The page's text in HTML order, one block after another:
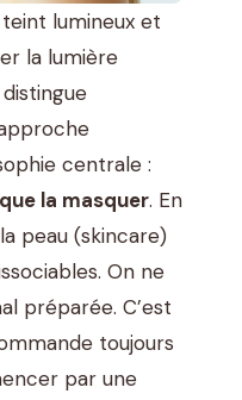
lumineux et
la lumière
centrale :
la masquer. En
peau (skincare)
On ne
préparée. C’est
toujours
par une